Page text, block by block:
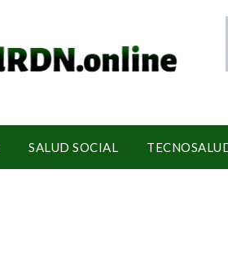
SALUD SOCIAL